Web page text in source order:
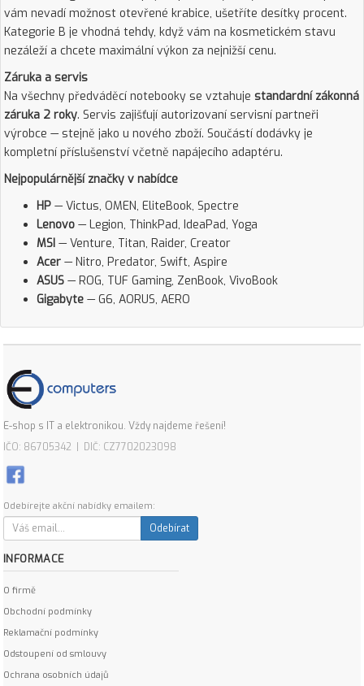
vám nevadí možnost otevřené krabice, ušetříte desítky procent.
Kategorie B je vhodná tehdy, když vám na kosmetickém stavu
nezáleží a chcete maximální výkon za nejnižší cenu.
Záruka a servis
Na všechny předváděcí notebooky se vztahuje standardní zákonná
záruka 2 roky. Servis zajišťují autorizovaní servisní partneři
výrobce — stejně jako u nového zboží. Součástí dodávky je
kompletní příslušenství včetně napájecího adaptéru.
Nejpopulárnější značky v nabídce
HP — Victus, OMEN, EliteBook, Spectre
Lenovo — Legion, ThinkPad, IdeaPad, Yoga
MSI — Venture, Titan, Raider, Creator
Acer — Nitro, Predator, Swift, Aspire
ASUS — ROG, TUF Gaming, ZenBook, VivoBook
Gigabyte — G6, AORUS, AERO
E-shop s IT a elektronikou. Vždy najdeme řešení!
IČO: 86705342 | DIČ: CZ7702023098
Odebírejte akční nabídky emailem:
Odebírat
INFORMACE
O firmě
Obchodní podmínky
Reklamační podmínky
Odstoupení od smlouvy
Ochrana osobních údajů